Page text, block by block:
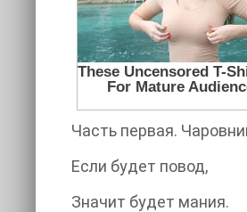
Часть первая.
Если будет повод,
Значит будет мания.